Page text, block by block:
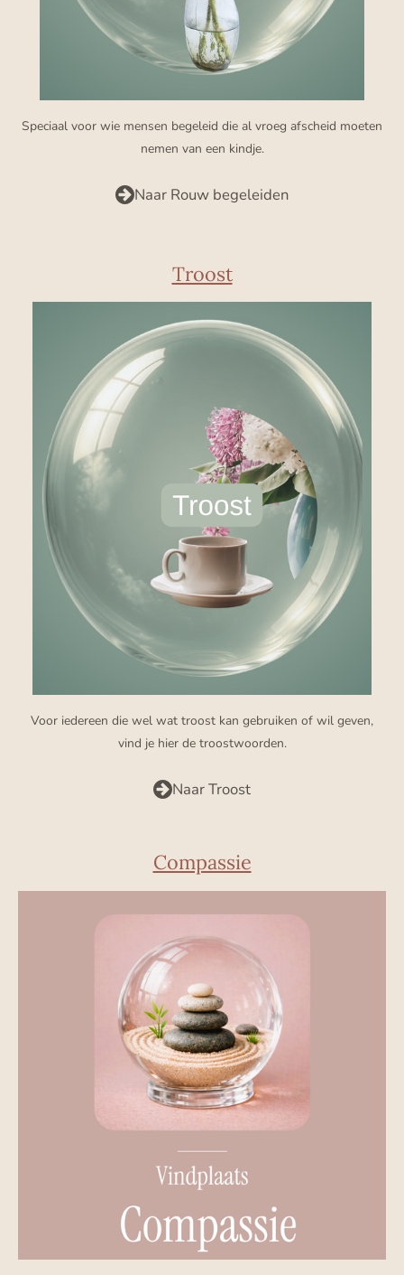
Speciaal voor wie mensen begeleid die al vroeg afscheid moeten
nemen van een kindje.
Naar Rouw begeleiden
Troost
Voor iedereen die wel wat troost kan gebruiken of wil geven,
vind je hier de troostwoorden.
Naar Troost
Compassie